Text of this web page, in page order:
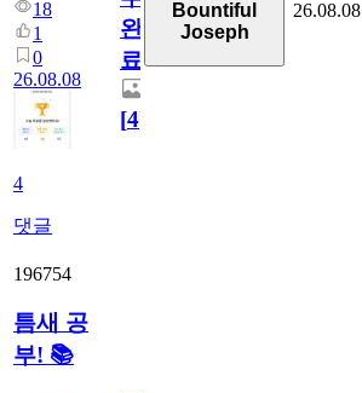
18
1
0
26.08.08
4
댓글
완
료
[4]
Bountiful
Joseph
26.08.08
196754
틈새 공
부! 📚